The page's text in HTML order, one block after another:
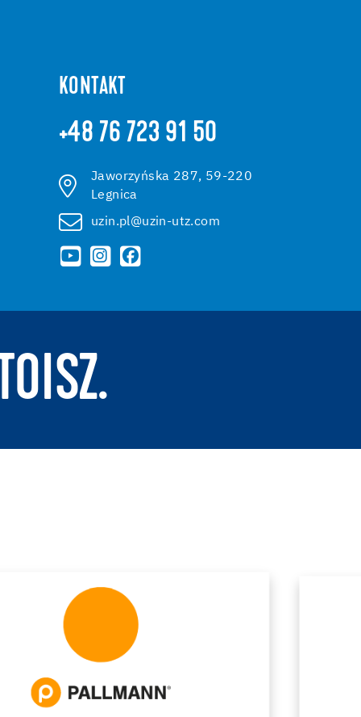
KONTAKT
+48 76 723 91 50
Jaworzyńska 287, 59-220
Legnica
uzin.pl@uzin-utz.com